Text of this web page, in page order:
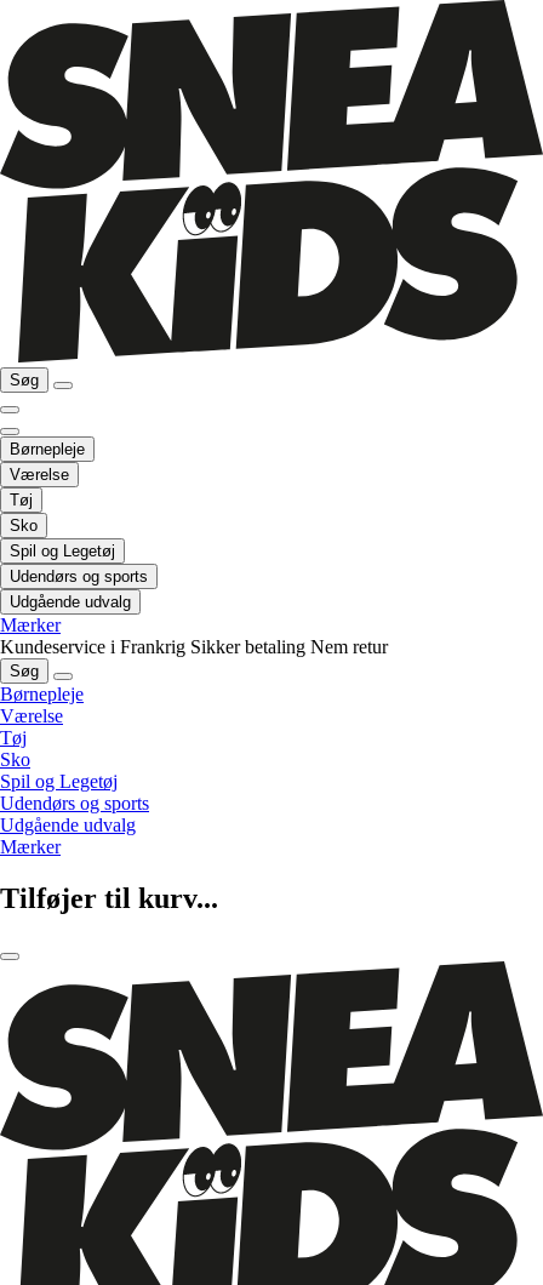
Søg
Børnepleje
Værelse
Tøj
Sko
Spil og Legetøj
Udendørs og sports
Udgående udvalg
Mærker
Kundeservice i Frankrig Sikker betaling Nem retur
Søg
Børnepleje
Værelse
Tøj
Sko
Spil og Legetøj
Udendørs og sports
Udgående udvalg
Mærker
Tilføjer til kurv...